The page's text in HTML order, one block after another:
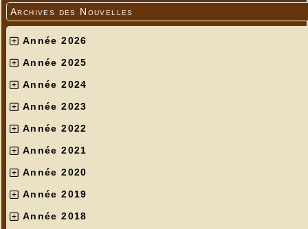
Archives des Nouvelles
Année 2026
Année 2025
Année 2024
Année 2023
Année 2022
Année 2021
Année 2020
Année 2019
Année 2018